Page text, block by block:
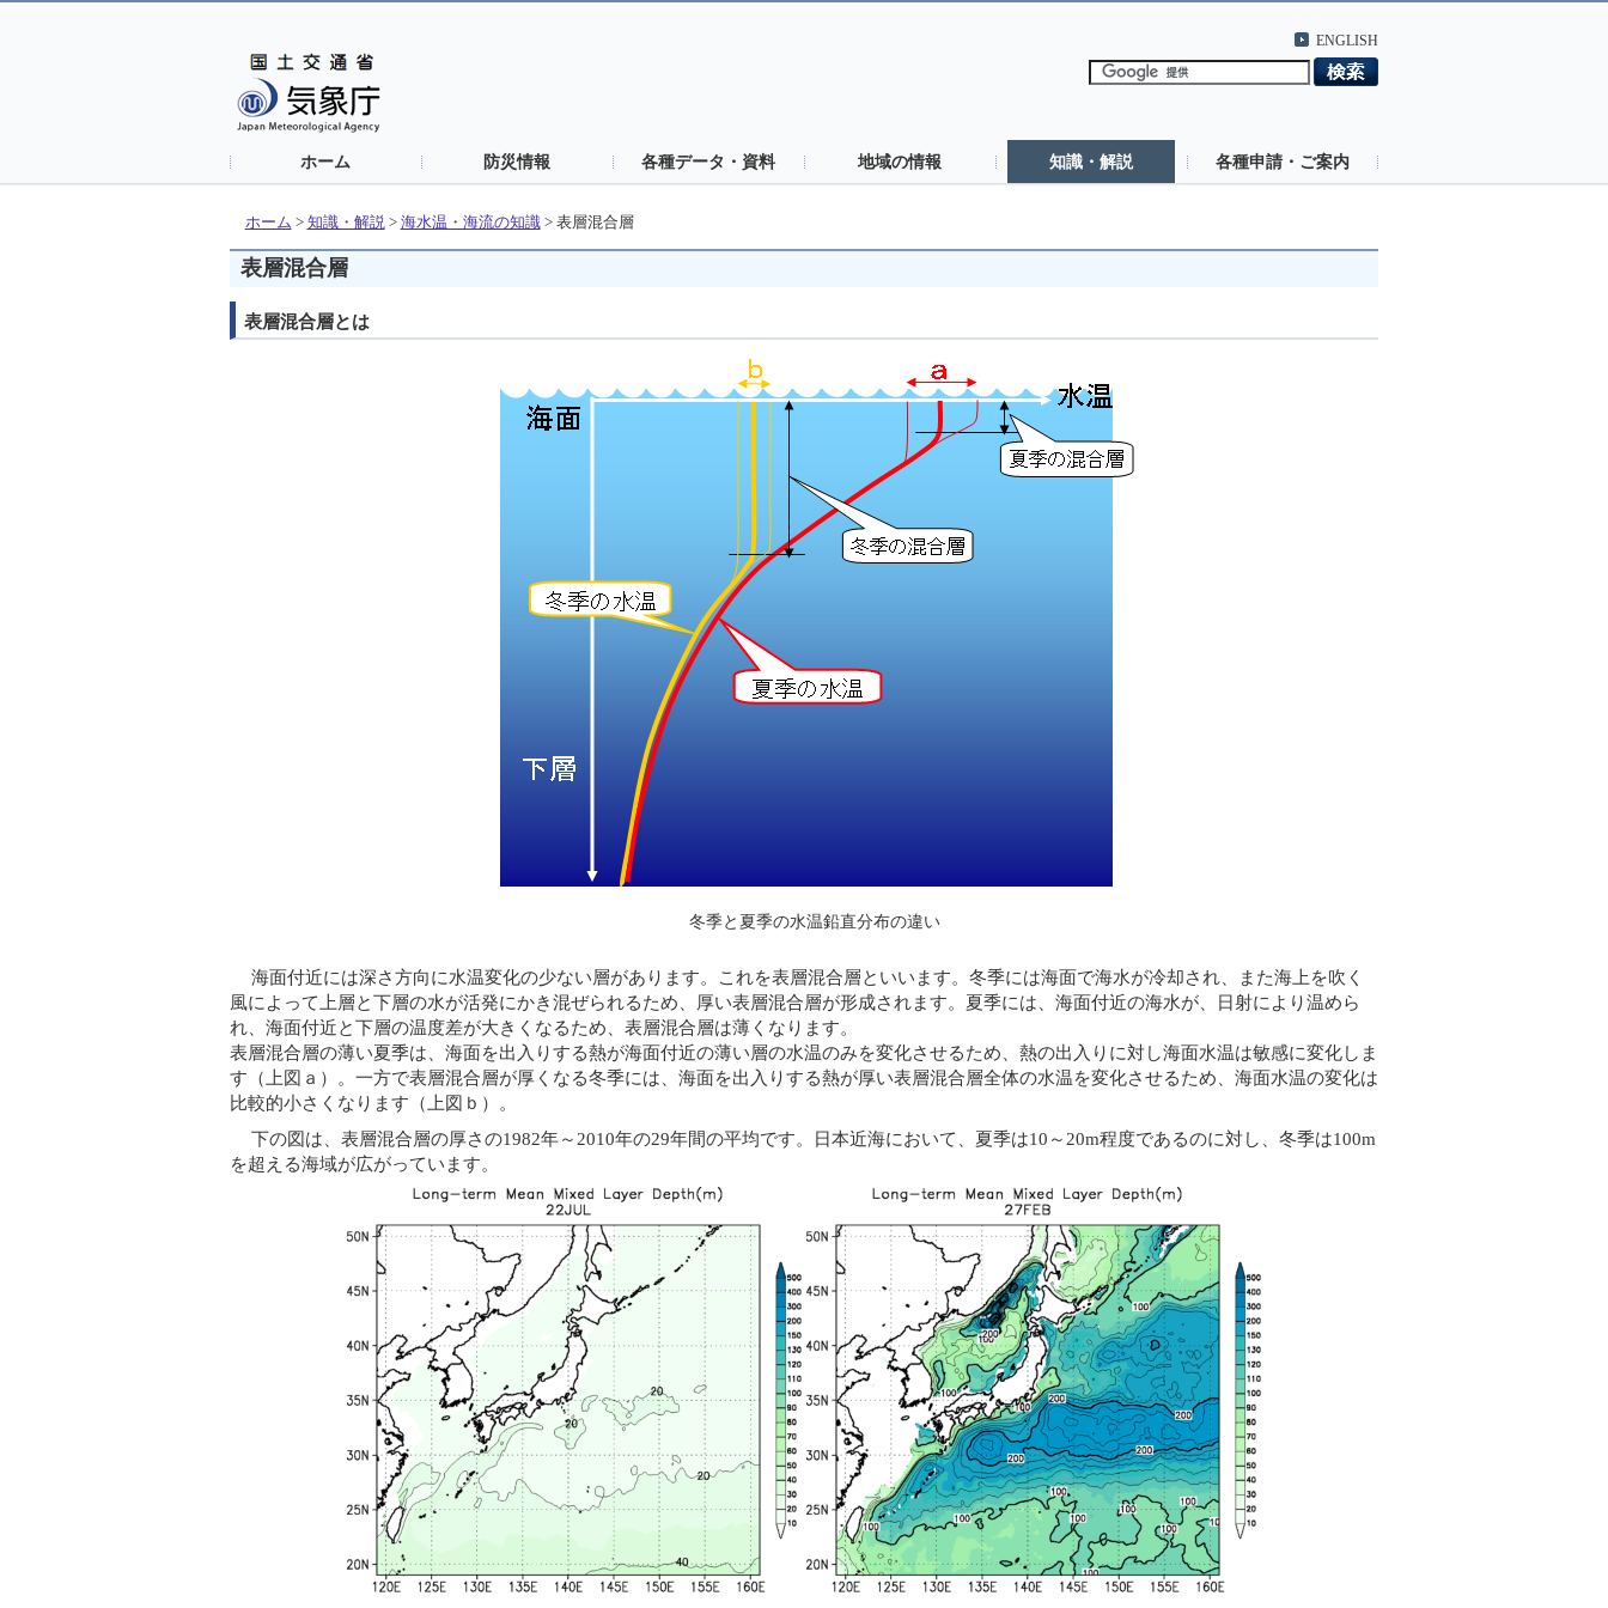
ENGLISH
ホーム 防災情報 各種データ・資料 地域の情報 知識・解説 各種申請・ご案内
ホーム > 知識・解説> 海水温・海流の知識> 表層混合層
表層混合層
表層混合層とは
冬季と夏季の水温鉛直分布の違い
海面付近には深さ方向に水温変化の少ない層があります。これを表層混合層といいます。冬季には海面で海水が冷却され、また海上を吹く
風によって上層と下層の水が活発にかき混ぜられるため、厚い表層混合層が形成されます。夏季には、海面付近の海水が、日射により温めら
れ、海面付近と下層の温度差が大きくなるため、表層混合層は薄くなります。
表層混合層の薄い夏季は、海面を出入りする熱が海面付近の薄い層の水温のみを変化させるため、熱の出入りに対し海面水温は敏感に変化しま
す（上図ａ）。一方で表層混合層が厚くなる冬季には、海面を出入りする熱が厚い表層混合層全体の水温を変化させるため、海面水温の変化は
比較的小さくなります（上図ｂ）。
下の図は、表層混合層の厚さの1982年～2010年の29年間の平均です。日本近海において、夏季は10～20m程度であるのに対し、冬季は100m
を超える海域が広がっています。